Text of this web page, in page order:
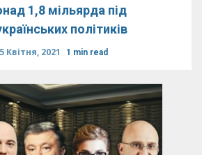
1,8 мільярда під
політиків
Квітня, 2021 1 min read